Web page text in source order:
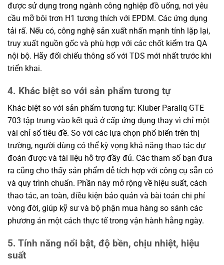
được sử dụng trong ngành công nghiệp đồ uống, nơi yêu
cầu mỡ bôi trơn H1 tương thích với EPDM. Các ứng dụng
tải rấ. Nếu có, công nghệ sản xuất nhấn mạnh tính lặp lại,
truy xuất nguồn gốc và phù hợp với các chốt kiểm tra QA
nội bộ. Hãy đối chiếu thông số với TDS mới nhất trước khi
triển khai.
4. Khác biệt so với sản phẩm tương tự
Khác biệt so với sản phẩm tương tự: Kluber Paraliq GTE
703 tập trung vào kết quả ở cấp ứng dụng thay vì chỉ một
vài chỉ số tiêu đề. So với các lựa chọn phổ biến trên thị
trường, người dùng có thể kỳ vọng khả năng thao tác dự
đoán được và tài liệu hỗ trợ đầy đủ. Các tham số bạn đưa
ra cũng cho thấy sản phẩm dễ tích hợp với công cụ sẵn có
và quy trình chuẩn. Phần này mở rộng về hiệu suất, cách
thao tác, an toàn, điều kiện bảo quản và bài toán chi phí
vòng đời, giúp kỹ sư và bộ phận mua hàng so sánh các
phương án một cách thực tế trong vận hành hằng ngày.
5. Tính năng nổi bật, độ bền, chịu nhiệt, hiệu
suất